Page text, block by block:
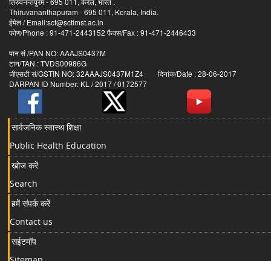
Thiruvananthapuram - 695 011, Kerala, India.
ईमेल / Email:sct@sctimst.ac.in
फोण/Phone : 91-471-2443152 फैक्स/Fax : 91-471-2446433
पान सं /PAN NO: AAAJS0437M
टान/TAN : TVDS00986G
जीएसटी सं/GSTIN NO: 32AAAJS0437M1Z4 दिनांक/Date : 28-06-2017
DARPAN ID Number: KL / 2017 / 0172577
सार्वजनिक स्वास्थ शिक्षा
Public Health Education
खोज करें
Search
हमें संपर्क करें
Contact us
सईटमॉप